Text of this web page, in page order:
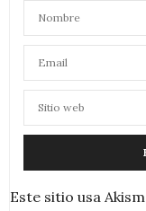
Este sitio usa